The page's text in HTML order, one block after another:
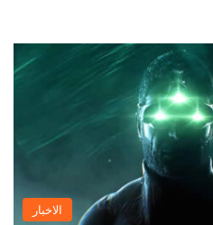
الاخبار